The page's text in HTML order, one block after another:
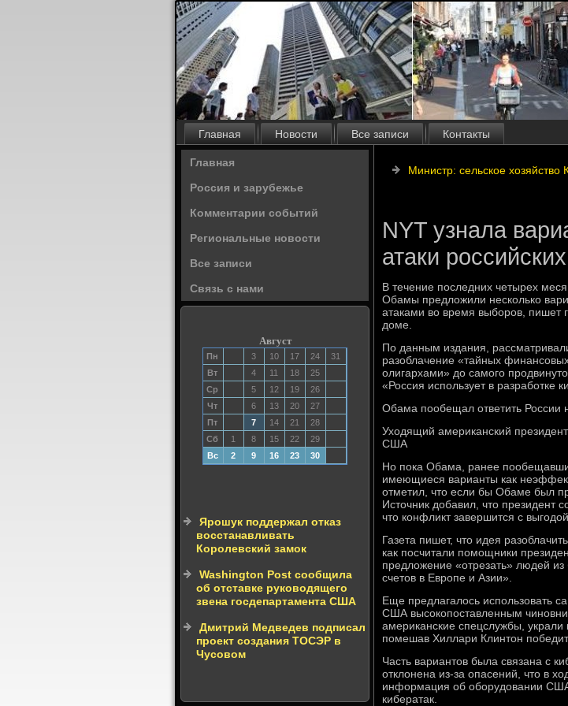
Главная Новости Все записи Контакты
Главная
Россия и зарубежье
Комментарии событий
Региональные новости
Все записи
Связь с нами
Август
Пн 3 10 17 24
31
Вт
4 11 18
25
Ср
5 12 19
26
Чт
6 13 20
27
Пт
7 14 21
28
Сб
1 8 15 22
29
Вс
2 9 16 23 30
Ярошук поддержал отказ
восстанавливать
Королевский замок
Washington Post сообщила
об отставке руководящего
звена госдепартамента США
Дмитрий Медведев подписал
проект создания ТОСЭР в
Чусовом
Министр: сельское
NYT узнала
атаки
В течение последних четырех
Обамы предложили несколько
атаками во время выборов, пишет
доме.
По данным издания,
разоблачение «тайных
олигархами» до самого
«Россия использует в разработке
Обама пообещал ответить России
Уходящий американский
США
Но пока Обама, ранее
имеющиеся варианты как
отметил, что если бы Обаме был
Источник добавил, что президент
что конфликт завершится с
Газета пишет, что идея
как посчитали помощники
предложение «отрезать» людей
счетов в Европе и Азии».
Еще предлагалось использовать
США высокопоставленным
американские спецслужбы,
помешав Хиллари Клинтон
Часть вариантов была связана с
отклонена из-за опасений, что в
информация об оборудовании
кибератак.